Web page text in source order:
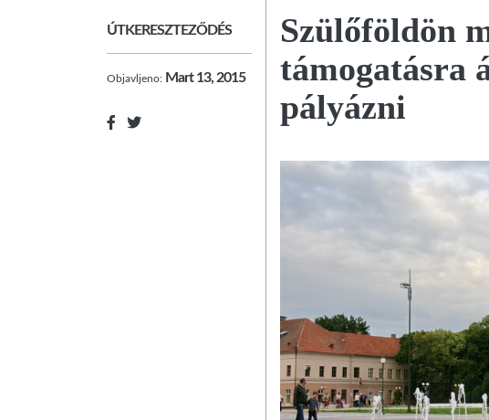
ÚTKERESZTEZŐDÉS
Objavljeno: Mart 13, 2015
Szülőföldön
támogatásra
pályázni